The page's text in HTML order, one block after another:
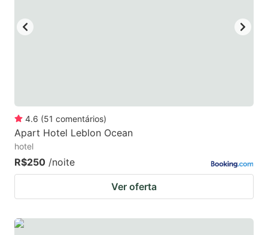
4.6 (51 comentários)
Apart Hotel Leblon Ocean
hotel
R$250 /noite
Ver oferta